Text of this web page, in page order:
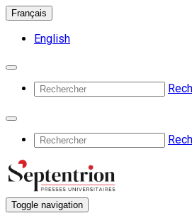
Français
English
Toggle navigation